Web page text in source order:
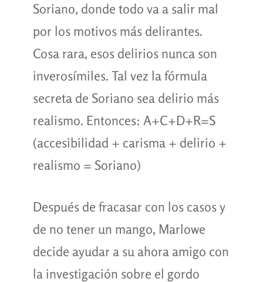
Soriano, donde todo va a salir mal
por los motivos más delirantes.
Cosa rara, esos delirios nunca son
inverosímiles. Tal vez la fórmula
secreta de Soriano sea delirio más
realismo. Entonces: A+C+D+R=S
(accesibilidad + carisma + delirio +
realismo = Soriano)
Después de fracasar con los casos y
de no tener un mango, Marlowe
decide ayudar a su ahora amigo con
la investigación sobre el gordo